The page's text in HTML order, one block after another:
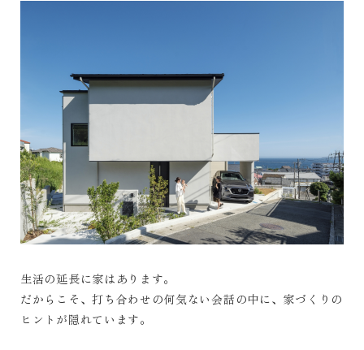
生活の延長に家はあります。
だからこそ、打ち合わせの何気ない会話の中に、家づくりの
ヒントが隠れています。